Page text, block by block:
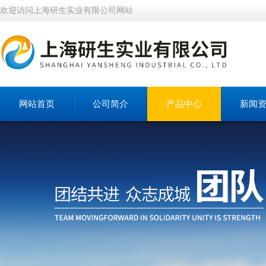
欢迎访问上海研生实业有限公司网站
网站首页 公司简介 产品中心 新闻